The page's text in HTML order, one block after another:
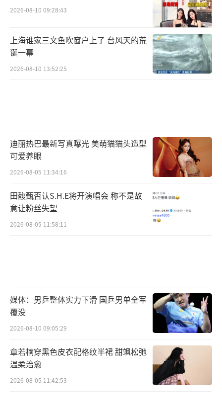
2026-08-10 09:28:43
上海谁家三文鱼吹窗户上了 台风天的荒
诞一幕
2026-08-10 13:52:25
迪丽热巴最新写真曝光 美萌猫猫头造型
可爱养眼
2026-08-05 11:34:16
田馥甄否认S.H.E将开演唱会 称不是故
意让粉丝失望
2026-08-05 11:58:11
媒体：男乒整体实力下滑 国乒男单全军
覆没
2026-08-10 09:05:29
章若楠穿黑色皮衣配格纹半裙 甜飒松弛
温柔治愈
2026-08-05 11:42:53